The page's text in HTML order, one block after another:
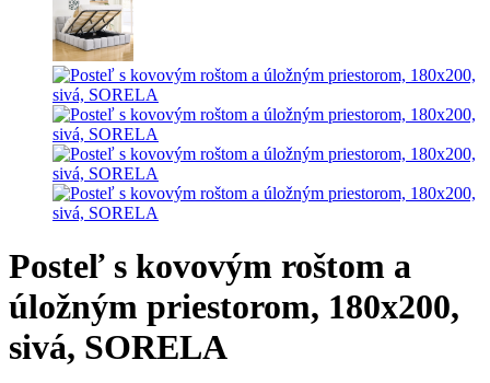
Posteľ s kovovým roštom a
úložným priestorom, 180x200,
sivá, SORELA